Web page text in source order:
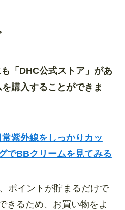
「DHC公式ストア」があ
購入することができま
紫外線をしっかりカッ
でBBクリームを見てみる
ポイントが貯まるだけで
きるため、お買い物をよ